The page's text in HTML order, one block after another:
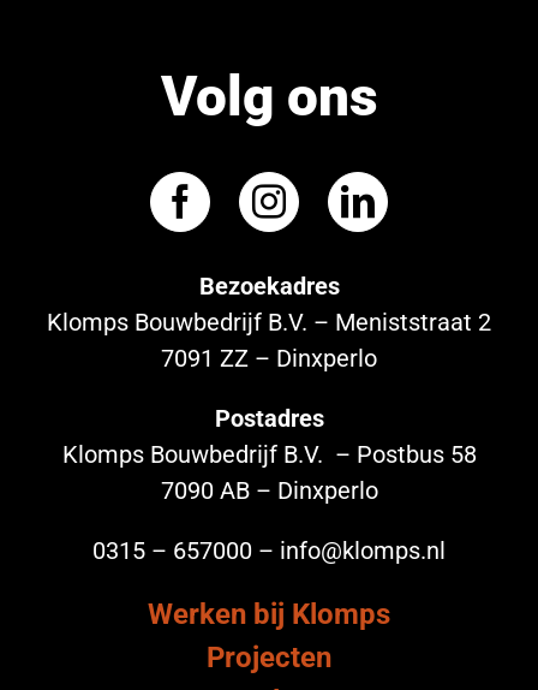
Volg ons
Bezoekadres
Klomps Bouwbedrijf B.V. – Meniststraat 2
7091 ZZ – Dinxperlo
Postadres
Klomps Bouwbedrijf B.V. – Postbus 58
7090 AB – Dinxperlo
0315 – 657000 – info@klomps.nl
Werken bij Klomps
Projecten